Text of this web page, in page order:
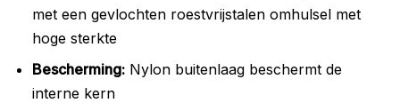
met een gevlochten roestvrijstalen omhulsel met
hoge sterkte
Bescherming:Nylon buitenlaag beschermt de
interne kern